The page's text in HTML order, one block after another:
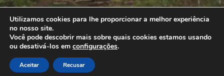
Utilizamos cookies para lhe proporcionar a melhor experiência
no nosso site.
Você pode descobrir mais sobre quais cookies estamos usando
ou desativá-los em configurações.
Aceitar Recusar